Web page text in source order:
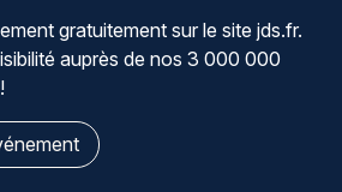
gratuitement sur le site jds.fr.
auprès de nos 3 000 000